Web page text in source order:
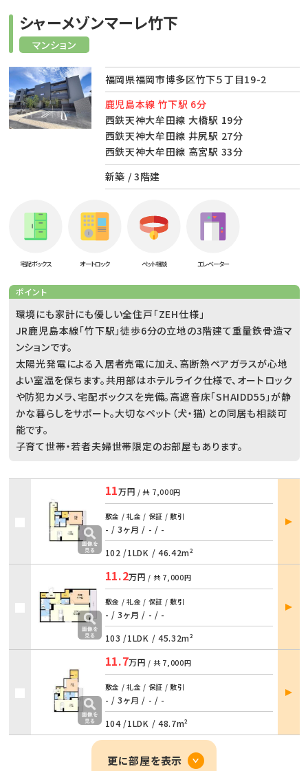
マンション
シャーメゾンマーレ竹下
福岡県福岡市博多区竹下５丁目19-2
鹿児島本線 竹下駅 6分
西鉄天神大牟田線 大橋駅 19分
西鉄天神大牟田線 井尻駅 27分
西鉄天神大牟田線 高宮駅 33分
新築 / 3階建
宅配ボックス オートロック ペット相談 エレベーター
ポイント
環境にも家計にも優しい全住戸「ZEH仕様」
JR鹿児島本線「竹下駅」徒歩6分の立地の3階建て重量鉄骨造マ
ンションです。
太陽光発電による入居者売電に加え、高断熱ペアガラスが心地
よい室温を保ちます。共用部はホテルライク仕様で、オートロック
や防犯カメラ、宅配ボックスを完備。高遮音床「SHAIDD55」が静
かな暮らしをサポート。大切なペット（犬・猫）との同居も相談可
能です。
子育て世帯・若者夫婦世帯限定のお部屋もあります。
11万円 / 共 7,000円
敷金 / 礼金 / 保証 / 敷引
- / 3ヶ月 / - / -
102 /1LDK / 46.42m²
部屋
詳細
11.2万円 / 共 7,000円
敷金 / 礼金 / 保証 / 敷引
- / 3ヶ月 / - / -
103 /1LDK / 45.32m²
部屋
詳細
11.7万円 / 共 7,000円
敷金 / 礼金 / 保証 / 敷引
- / 3ヶ月 / - / -
104 /1LDK / 48.7m²
部屋
詳細
更に部屋を表示